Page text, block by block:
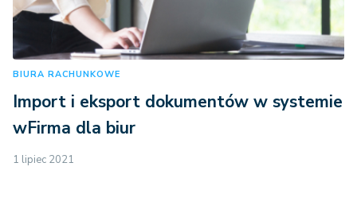
BIURA RACHUNKOWE
Import i eksport dokumentów w systemie
wFirma dla biur
1 lipiec 2021